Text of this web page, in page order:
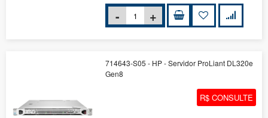
714643-S05 - HP - Servidor ProLiant DL320e
Gen8
R$ CONSULTE